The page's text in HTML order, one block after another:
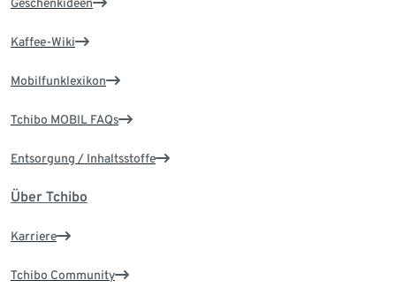
Geschenkideen
Kaffee-Wiki
Mobilfunklexikon
Tchibo MOBIL FAQs
Entsorgung / Inhaltsstoffe
Über Tchibo
Karriere
Tchibo Community